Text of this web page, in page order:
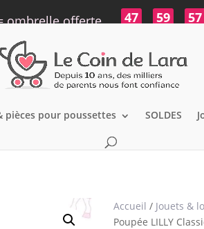
ombrelle offerte 47 59 56
pièces pour poussettes SOLDES
Accueil / Jouets &
Poupée LILLY